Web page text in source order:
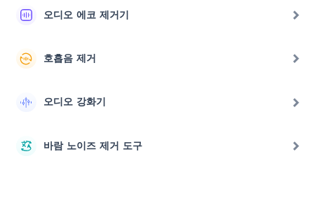
오디오 에코 제거기
호흡음 제거
오디오 강화기
바람 노이즈 제거 도구